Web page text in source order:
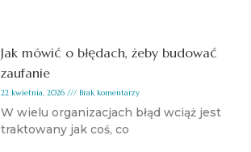
Jak mówić o błędach, żeby budować
zaufanie
22 kwietnia, 2026 Brak komentarzy
W wielu organizacjach błąd wciąż jest
traktowany jak coś, co